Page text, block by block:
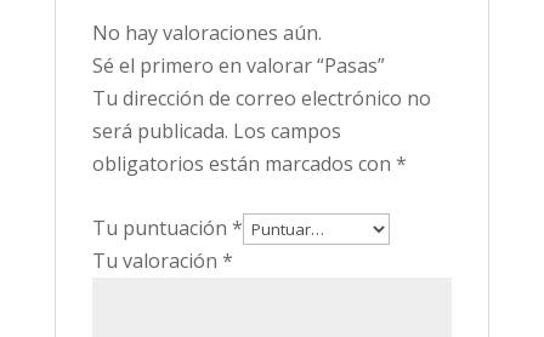
No hay valoraciones aún.
Sé el primero en valorar “Pasas”
Tu dirección de correo electrónico no
será publicada. Los campos
obligatorios están marcados con *
Tu puntuación *
Tu valoración *